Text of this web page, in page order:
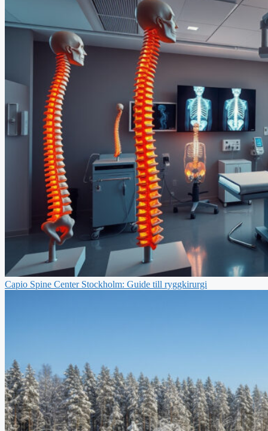
Capio Spine Center Stockholm: Guide till ryggkirurgi